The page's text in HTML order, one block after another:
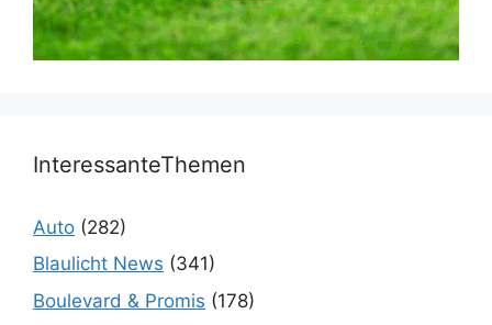
InteressanteThemen
Auto (282)
Blaulicht News (341)
Boulevard & Promis (178)